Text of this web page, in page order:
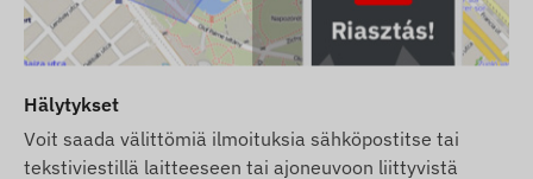
Hälytykset
Voit saada välittömiä ilmoituksia sähköpostitse tai
tekstiviestillä laitteeseen tai ajoneuvoon liittyvistä